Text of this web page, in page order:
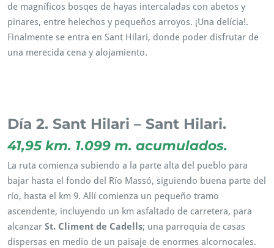
de magníficos bosqes de hayas intercaladas con abetos y
pinares, entre helechos y pequeños arroyos. ¡Una delícia!.
Finalmente se entra en Sant Hilari, donde poder disfrutar de
una merecida cena y alojamiento.
Día 2. Sant Hilari – Sant Hilari.
41,95 km. 1.099 m. acumulados.
La ruta comienza subiendo a la parte alta del pueblo para
bajar hasta el fondo del Río Massó, siguiendo buena parte del
río, hasta el km 9. Allí comienza un pequeño tramo
ascendente, incluyendo un km asfaltado de carretera, para
alcanzar St. Climent de Cadells; una parroquia de casas
dispersas en medio de un paisaje de enormes alcornocales.